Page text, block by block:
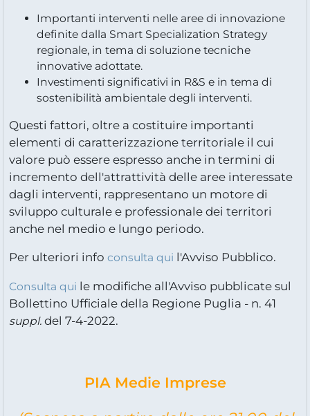
Importanti interventi nelle aree di innovazione
definite dalla Smart Specialization Strategy
regionale, in tema di soluzione tecniche
innovative adottate.
Investimenti significativi in R&S e in tema di
sostenibilità ambientale degli interventi.
Questi fattori, oltre a costituire importanti
elementi di caratterizzazione territoriale il cui
valore può essere espresso anche in termini di
incremento dell'attrattività delle aree interessate
dagli interventi, rappresentano un motore di
sviluppo culturale e professionale dei territori
anche nel medio e lungo periodo.
Per ulteriori infoconsulta qui l'Avviso Pubblico.
Consulta qui le modifiche all'Avviso pubblicate sul
Bollettino Ufficiale della Regione Puglia - n. 41
suppl. del 7-4-2022.
PIA Medie Imprese